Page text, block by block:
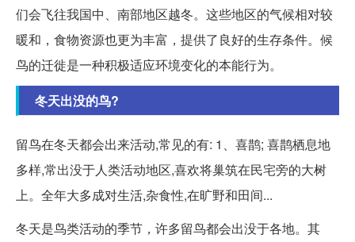
们会飞往我国中、南部地区越冬。这些地区的气候相对较
暖和，食物资源也更为丰富，提供了良好的生存条件。候
鸟的迁徙是一种积极适应环境变化的本能行为。
冬天出没的鸟?
留鸟在冬天都会出来活动,常见的有: 1、喜鹊; 喜鹊栖息地
多样,常出没于人类活动地区,喜欢将巢筑在民宅旁的大树
上。全年大多成对生活,杂食性,在旷野和田间...
冬天是鸟类活动的季节，许多留鸟都会出没于各地。其